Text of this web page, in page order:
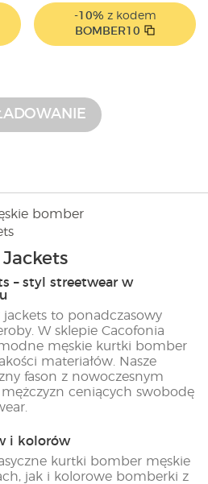
-10% z kodem
BOMBER10
– styl streetwear w
to ponadczasowy
W sklepie Cacofonia
męskie kurtki bomber
materiałów. Nasze
fason z nowoczesnym
ceniących swobodę
i kolorów
kurtki bomber męskie
jak i kolorowe bomberki z